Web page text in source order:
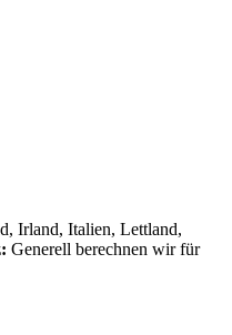
Irland, Italien, Lettland,
Generell berechnen wir für